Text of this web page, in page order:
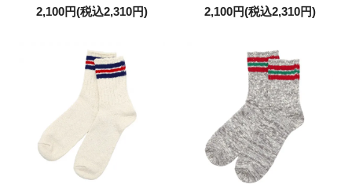
2,100円(税込2,310円)
2,100円(税込2,310円)